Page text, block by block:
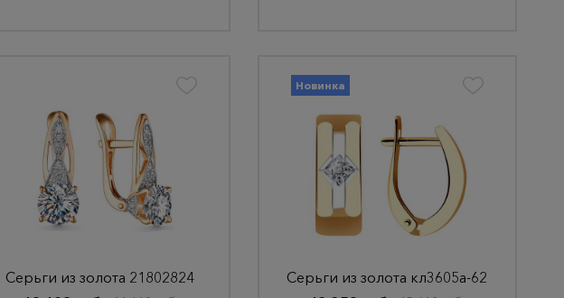
Серьги из золота 21802824
Новинка
Серьги из золота кл3605а-62